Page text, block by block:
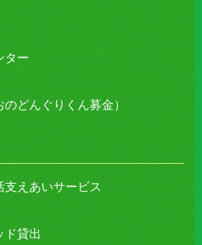
ター
どんぐりくん募金）
えあいサービス
ド貸出